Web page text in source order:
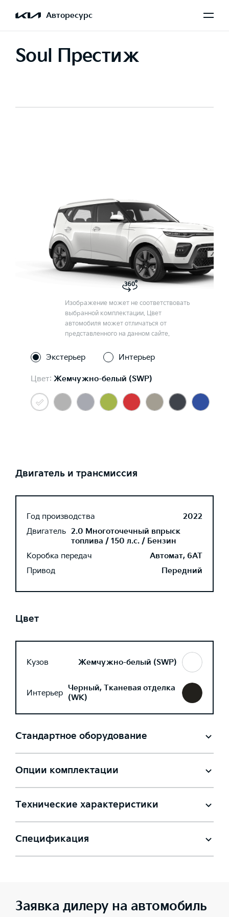
Авторесурс
Soul Престиж
Изображение может не соответствовать
выбранной комплектации. Цвет
автомобиля может отличаться от
представленного на данном сайте.
Экстерьер Интерьер
Цвет: Жемчужно-белый (SWP)
Двигатель и трансмиссия
Год производства
2022
Двигатель 2.0 Многоточечный впрыск
топлива / 150 л.с. / Бензин
Коробка передач
Автомат, 6AT
Привод
Передний
Цвет
Кузов Жемчужно-белый (SWP)
Интерьер Черный, Тканевая отделка
(WK)
Стандартное оборудование
Опции комплектации
Технические характеристики
Спецификация
Заявка дилеру на автомобиль